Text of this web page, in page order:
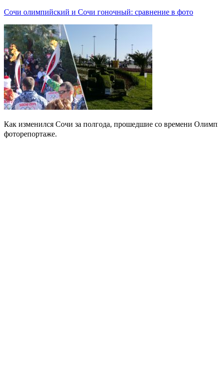
Сочи олимпийский и Сочи гоночный: сравнение в фото
Как изменился Сочи за полгода, прошедшие со времени
фоторепортаже.